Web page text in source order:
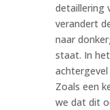
detaillering
verandert
naar
staat. In
Zoals een
we dat dit